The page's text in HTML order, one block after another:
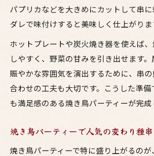
パプリカなどを大きめにカットして串
ダレで味付けすると美味しく仕上がりま
ホットプレートや炭火焼き器を使えば
しやすく、野菜の甘みを引き出せます
賑やかな雰囲気を演出するために、串
合わせの工夫も大切です。こうした準
も満足感のある焼き鳥パーティーが完成
焼き鳥パーティーで人気の変わり種
焼き鳥パーティーで特に盛り上がるのが